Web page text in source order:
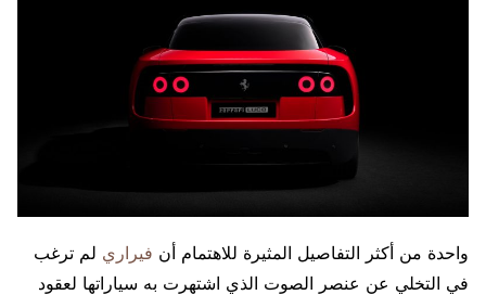
واحدة من أكثر التفاصيل المثيرة للاهتمام أن فيراري لم ترغب
في التخلي عن عنصر الصوت الذي اشتهرت به سياراتها لعقود